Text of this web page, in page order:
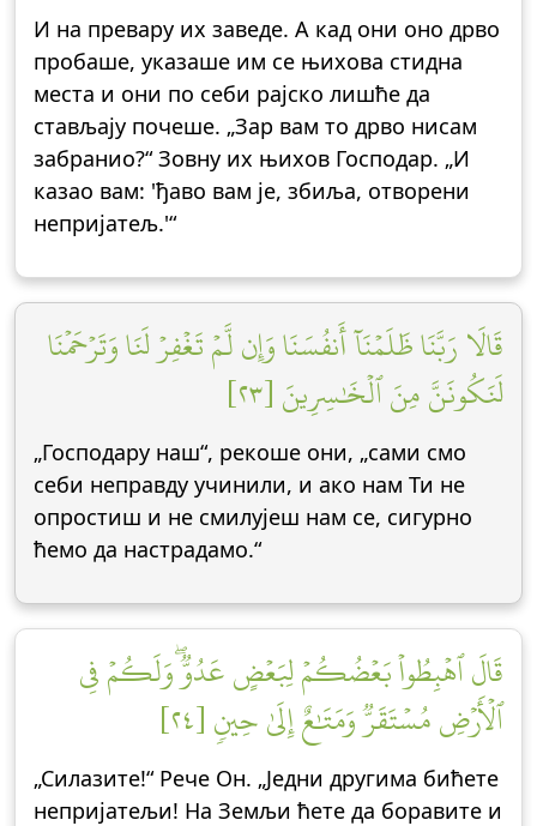
И на превару их заведе. А кад они оно дрво
пробаше, указаше им се њихова стидна
места и они по себи рајско лишће да
стављају почеше. „Зар вам то дрво нисам
забранио?“ Зовну их њихов Господар. „И
казао вам: 'ђаво вам је, збиља, отворени
непријатељ.'“
قَالَا رَبَّنَا ظَلَمۡنَآ أَنفُسَنَا وَإِن لَّمۡ تَغۡفِرۡ لَنَا وَتَرۡحَمۡنَا
لَنَكُونَنَّ مِنَ ٱلۡخَٰسِرِينَ [٢٣]
„Господару наш“, рекоше они, „сами смо
себи неправду учинили, и ако нам Ти не
опростиш и не смилујеш нам се, сигурно
ћемо да настрадамо.“
قَالَ ٱهۡبِطُواْ بَعۡضُكُمۡ لِبَعۡضٍ عَدُوّٞۖ وَلَكُمۡ فِي
ٱلۡأَرۡضِ مُسۡتَقَرّٞ وَمَتَٰعٌ إِلَىٰ حِينٖ [٢٤]
„Силазите!“ Рече Он. „Једни другима бићете
непријатељи! На Земљи ћете да боравите и